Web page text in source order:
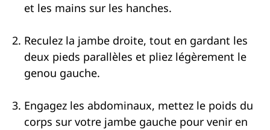
et les mains sur les hanches.
Reculez la jambe droite, tout en gardant les
deux pieds parallèles et pliez légèrement le
genou gauche.
Engagez les abdominaux, mettez le poids du
corps sur votre jambe gauche pour venir en